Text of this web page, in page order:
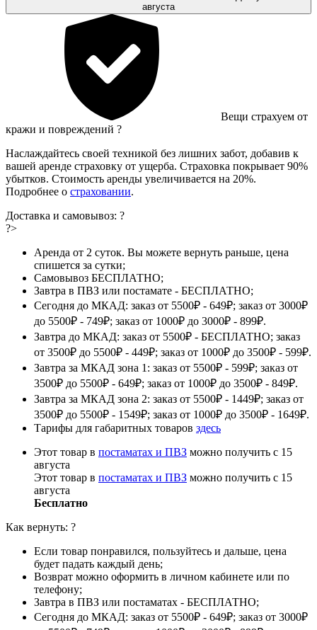
августа
Вещи страхуем от
кражи и повреждений ?
Наслаждайтесь своей техникой без лишних забот, добавив к
вашей аренде страховку от ущерба. Страховка покрывает 90%
убытков. Стоимость аренды увеличивается на 20%.
Подробнее о страховании.
Доставка и самовывоз: ?
?>
Аренда от 2 суток. Вы можете вернуть раньше, цена
спишется за сутки;
Самовывоз БЕСПЛАТНО;
Завтра в ПВЗ или постамате - БЕСПЛАТНО;
Сегодня до МКАД: заказ от 5500₽ - 649₽; заказ от 3000₽
до 5500₽ - 749₽; заказ от 1000₽ до 3000₽ - 899₽.
Завтра до МКАД: заказ от 5500₽ - БЕСПЛАТНО; заказ
от 3500₽ до 5500₽ - 449₽; заказ от 1000₽ до 3500₽ - 599₽.
Завтра за МКАД зона 1: заказ от 5500₽ - 599₽; заказ от
3500₽ до 5500₽ - 649₽; заказ от 1000₽ до 3500₽ - 849₽.
Завтра за МКАД зона 2: заказ от 5500₽ - 1449₽; заказ от
3500₽ до 5500₽ - 1549₽; заказ от 1000₽ до 3500₽ - 1649₽.
Тарифы для габаритных товаров здесь
Этот товар в постаматах и ПВЗ можно получить с 15
августа
Этот товар в постаматах и ПВЗ можно получить с 15
августа
Бесплатно
Как вернуть: ?
Если товар понравился, пользуйтесь и дальше, цена
будет падать каждый день;
Возврат можно оформить в личном кабинете или по
телефону;
Завтра в ПВЗ или постаматах - БЕСПЛАТНО;
Сегодня до МКАД: заказ от 5500₽ - 649₽; заказ от 3000₽